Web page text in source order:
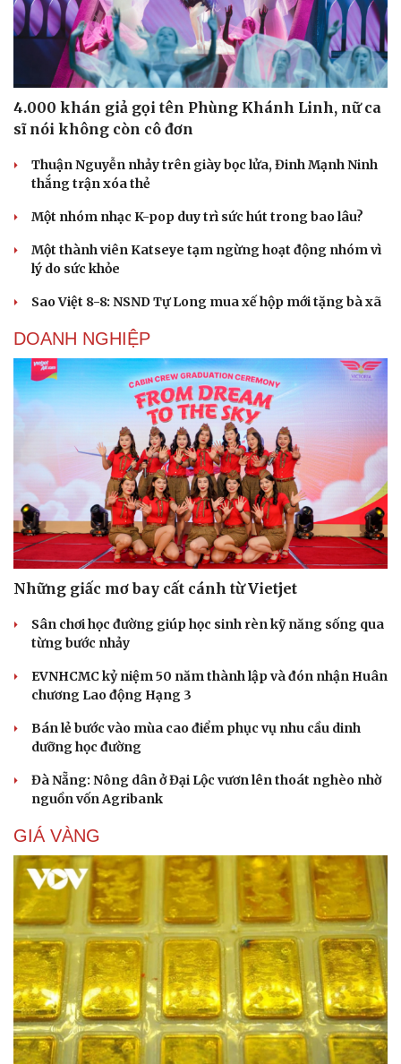
Cải chính
4.000 khán giả gọi tên Phùng Khánh Linh, nữ ca
sĩ nói không còn cô đơn
Thuận Nguyễn nhảy trên giày bọc lửa, Đinh Mạnh Ninh
thắng trận xóa thẻ
Một nhóm nhạc K-pop duy trì sức hút trong bao lâu?
Một thành viên Katseye tạm ngừng hoạt động nhóm vì
lý do sức khỏe
Sao Việt 8-8: NSND Tự Long mua xế hộp mới tặng bà xã
DOANH NGHIỆP
Những giấc mơ bay cất cánh từ Vietjet
Sân chơi học đường giúp học sinh rèn kỹ năng sống qua
từng bước nhảy
EVNHCMC kỷ niệm 50 năm thành lập và đón nhận Huân
chương Lao động Hạng 3
Bán lẻ bước vào mùa cao điểm phục vụ nhu cầu dinh
dưỡng học đường
Đà Nẵng: Nông dân ở Đại Lộc vươn lên thoát nghèo nhờ
nguồn vốn Agribank
GIÁ VÀNG